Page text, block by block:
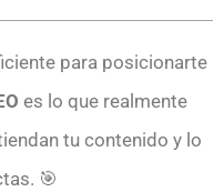
para posicionarte
es lo que realmente
tu contenido y lo
🎯